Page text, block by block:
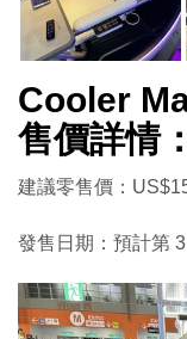
Cooler
售價詳情：
建議零售價：
發售日期：預計第